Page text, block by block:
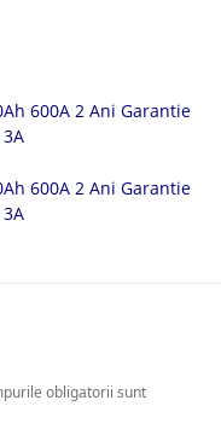
600A 2 Ani Garantie
600A 2 Ani Garantie
obligatorii sunt